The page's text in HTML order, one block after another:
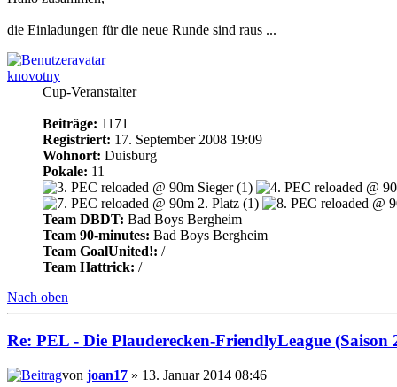
die Einladungen für die neue Runde sind raus ...
knovotny
Cup-Veranstalter
Beiträge: 1171
Registriert: 17. September 2008 19:09
Wohnort: Duisburg
Pokale: 11
Team DBDT: Bad Boys Bergheim
Team 90-minutes: Bad Boys Bergheim
Team GoalUnited!: /
Team Hattrick: /
Nach oben
Re: PEL - Die Plauderecken-FriendlyLeague (Saison
von joan17 » 13. Januar 2014 08:46